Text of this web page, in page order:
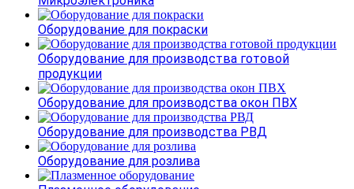
Оборудование для покраски
Оборудование для производства готовой
продукции
Оборудование для производства окон ПВХ
Оборудование для производства РВД
Оборудование для розлива